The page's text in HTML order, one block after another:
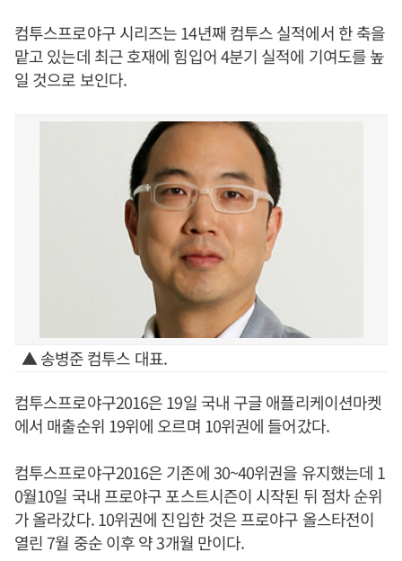
컴투스프로야구 시리즈는 14년째 컴투스 실적에서 한 축을
맡고 있는데 최근 호재에 힘입어 4분기 실적에 기여도를 높
일 것으로 보인다.
▲ 송병준 컴투스 대표.
컴투스프로야구2016은 19일 국내 구글 애플리케이션마켓
에서 매출순위 19위에 오르며 10위권에 들어갔다.
컴투스프로야구2016은 기존에 30~40위권을 유지했는데 1
0월10일 국내 프로야구 포스트시즌이 시작된 뒤 점차 순위
가 올라갔다. 10위권에 진입한 것은 프로야구 올스타전이
열린 7월 중순 이후 약 3개월 만이다.